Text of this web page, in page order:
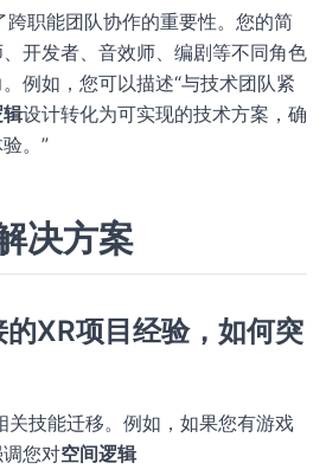
跨职能团队协作的重要性。您的简
开发者、音效师、编剧等不同角色
例如，您可以描述“与技术团队紧
设计转化为可实现的技术方案，确
。”
决方案
XR项目经验，如何突
关技能迁移。例如，如果您有游戏
您对空间逻辑